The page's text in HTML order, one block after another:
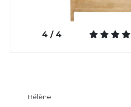
4 / 4
Hélène